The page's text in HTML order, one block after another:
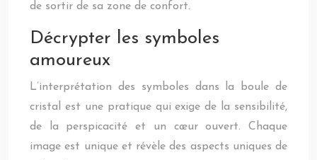
de sortir de sa zone de confort.
Décrypter les symboles
amoureux
L’interprétation des symboles dans la boule de
cristal est une pratique qui exige de la sensibilité,
de la perspicacité et un cœur ouvert. Chaque
image est unique et révèle des aspects uniques de